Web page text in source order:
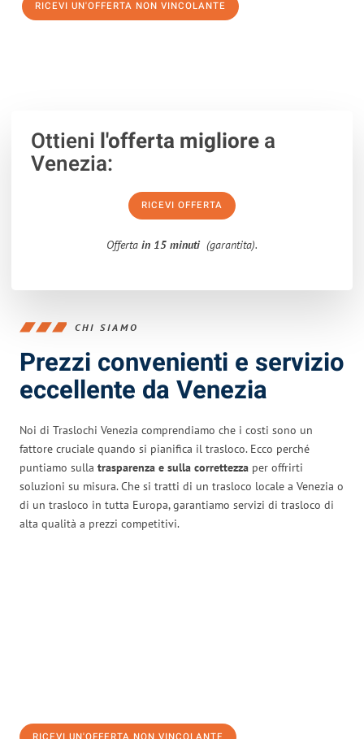
RICEVI UN'OFFERTA NON VINCOLANTE
Ottieni l'offerta migliorea
Venezia:
RICEVI OFFERTA
Offerta in 15 minuti (garantita).
CHI SIAMO
Prezzi convenienti e servizio
eccellente da Venezia
Noi di Traslochi Venezia comprendiamo che i costi sono un
fattore cruciale quando si pianifica il trasloco. Ecco perché
puntiamo sulla trasparenza e sulla correttezza per offrirti
soluzioni su misura. Che si tratti di un trasloco locale a Venezia o
di un trasloco in tutta Europa, garantiamo servizi di trasloco di
alta qualità a prezzi competitivi.